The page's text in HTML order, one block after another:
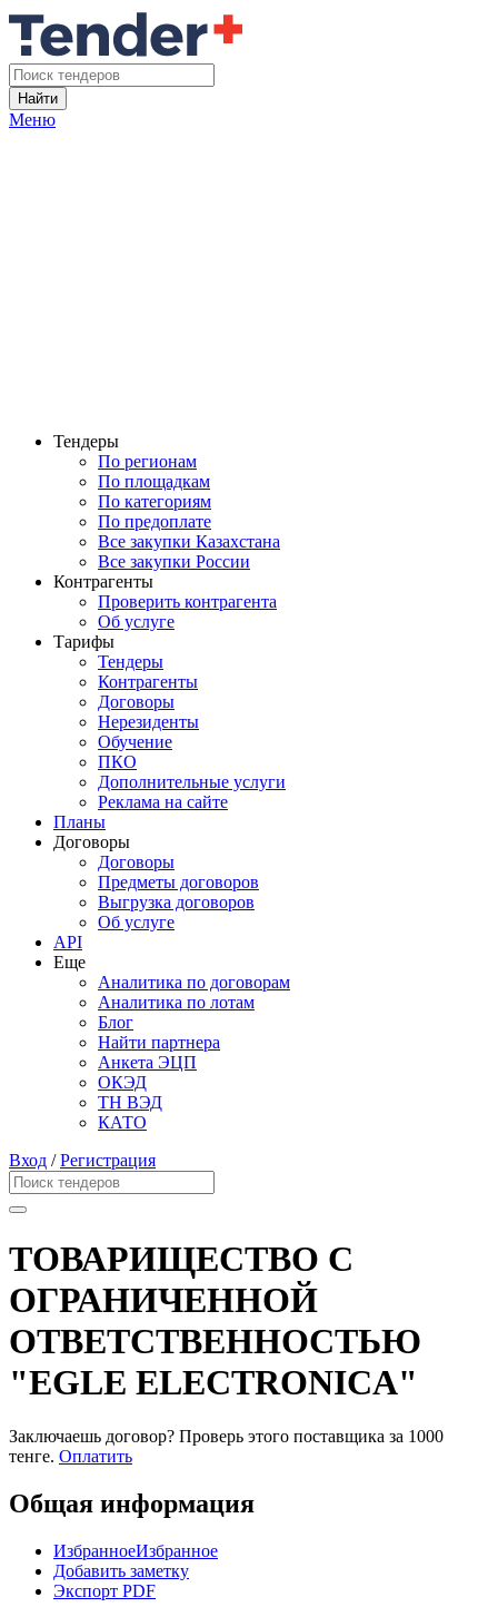
Найти
Меню
Тендеры
По регионам
По площадкам
По категориям
По предоплате
Все закупки Казахстана
Все закупки России
Контрагенты
Проверить контрагента
Об услуге
Тарифы
Тендеры
Контрагенты
Договоры
Нерезиденты
Обучение
ПКО
Дополнительные услуги
Реклама на сайте
Планы
Договоры
Договоры
Предметы договоров
Выгрузка договоров
Об услуге
API
Еще
Аналитика по договорам
Аналитика по лотам
Блог
Найти партнера
Анкета ЭЦП
ОКЭД
ТН ВЭД
КАТО
Вход /Регистрация
ТОВАРИЩЕСТВО С
ОГРАНИЧЕННОЙ
ОТВЕТСТВЕННОСТЬЮ
"EGLE ELECTRONICA"
Заключаешь договор? Проверь этого поставщика за 1000
тенге. Оплатить
Общая информация
ИзбранноеИзбранное
Добавить заметку
Экспорт PDF